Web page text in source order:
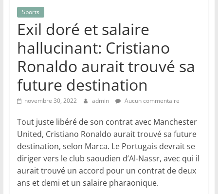
Sports
Exil doré et salaire
hallucinant: Cristiano
Ronaldo aurait trouvé sa
future destination
novembre 30, 2022 admin Aucun commentaire
Tout juste libéré de son contrat avec Manchester
United, Cristiano Ronaldo aurait trouvé sa future
destination, selon Marca. Le Portugais devrait se
diriger vers le club saoudien d’Al-Nassr, avec qui il
aurait trouvé un accord pour un contrat de deux
ans et demi et un salaire pharaonique.